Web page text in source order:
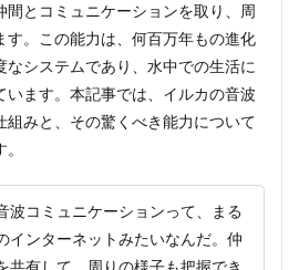
間とコミュニケーションを取り、周
す。この能力は、何百万年もの進化
システムであり、水中での生活に
います。本記事では、イルカの音波
組みと、その驚くべき能力について
波コミュニケーションって、まる
インターネットみたいなんだ。仲
共有して、周りの様子も把握でき